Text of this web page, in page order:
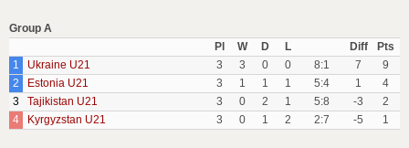
Group A
Pl
W D L Diff
Pts
1
Ukraine U21 3 3 0 0 8:1 7
9
2
Estonia U21 3 1 1 1 5:4 1
4
3
Tajikistan U21 3 0 2 1 5:8 -3
2
4
Kyrgyzstan U21 3 0 1 2 2:7 -5 1